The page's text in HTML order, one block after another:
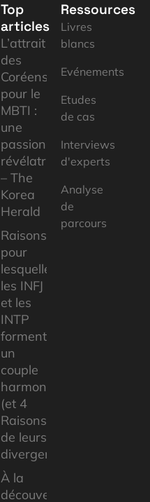
Top
articles
L’attrait
des
Coréens
pour le
MBTI :
une
passion
révélatrice
– The
Korea
Herald
Raisons
pour
lesquelles
les INFJ
et les
INTP
forment
un
couple
harmonieux
(et 4
Raisons
de leurs
divergences
À la
découverte
Ressources
Livres
blancs
Evénements
Etudes
de cas
Interviews
d'experts
Analyse
de
parcours